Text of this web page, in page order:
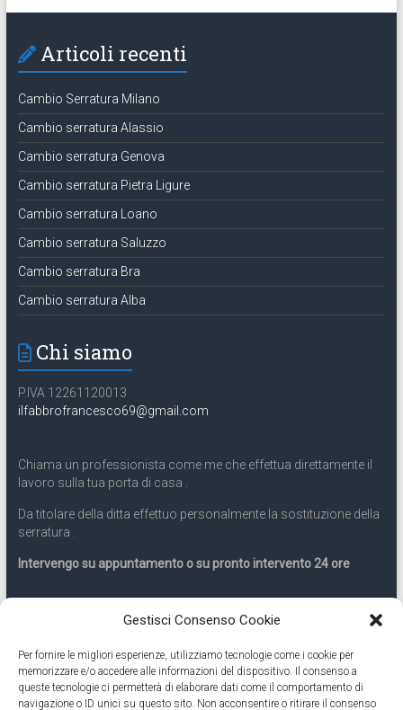
Gestisci Consenso Cookie
Per fornire le migliori esperienze, utilizziamo tecnologie come i cookie per
memorizzare e/o accedere alle informazioni del dispositivo. Il consenso a
queste tecnologie ci permetterà di elaborare dati come il comportamento di
navigazione o ID unici su questo sito. Non acconsentire o ritirare il consenso
Articoli recenti
Cambio Serratura Milano
Cambio serratura Alassio
Cambio serratura Genova
Cambio serratura Pietra Ligure
Cambio serratura Loano
Cambio serratura Saluzzo
Cambio serratura Bra
Cambio serratura Alba
Chi siamo
P.IVA 12261120013
ilfabbrofrancesco69@gmail.com
Chiama un professionista come me che effettua direttamente il
lavoro sulla tua porta di casa .
Da titolare della ditta effettuo personalmente la sostituzione della
serratura .
Intervengo su appuntamento o su pronto intervento 24 ore
Servizio 24 ore
Cell331.9899963